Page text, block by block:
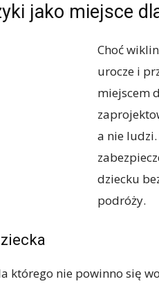
jako miejsce
Choć
urocze i
miejscem
a nie
dziecku
podróży.
którego nie powinno się